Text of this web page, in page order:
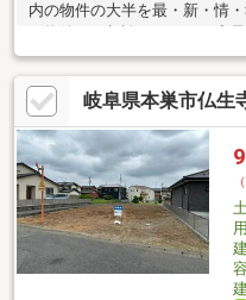
内の物件の大半を最・新・情
北中学校前」停まで徒歩約3
圏内に生活施設充実◎◆建築
と、詳細をご覧いただけます
＝＝＝＝＝＝＝＝＝＝《実際
になる点はお気軽にお問い合
まいを一緒に見つけましょう
＝＝＝＝＝＝＝＝＝＝
岐阜県本巣市仏生